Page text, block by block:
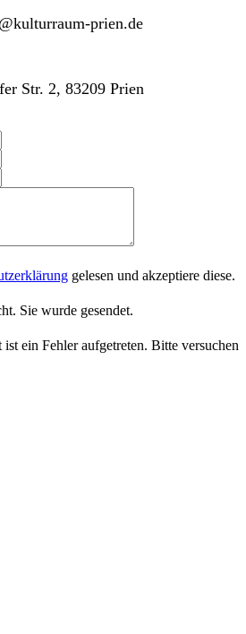
prien.de
Str. 2, 83209 Prien
gelesen und akzeptiere diese.
Sie wurde gesendet.
ein Fehler aufgetreten. Bitte versuchen